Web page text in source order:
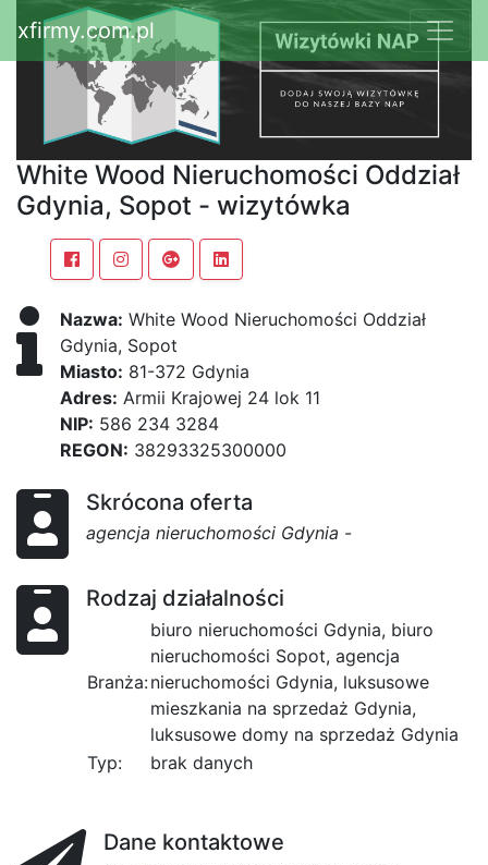
xfirmy.com.pl
White Wood Nieruchomości Oddział
Gdynia, Sopot - wizytówka
Nazwa: White Wood Nieruchomości Oddział
Gdynia, Sopot
Miasto: 81-372 Gdynia
Adres: Armii Krajowej 24 lok 11
NIP: 586 234 3284
REGON: 38293325300000
Skrócona oferta
agencja nieruchomości Gdynia -
Rodzaj działalności
Branża:
biuro nieruchomości Gdynia, biuro
nieruchomości Sopot, agencja
nieruchomości Gdynia, luksusowe
mieszkania na sprzedaż Gdynia,
luksusowe domy na sprzedaż Gdynia
Typ:
brak danych
Dane kontaktowe